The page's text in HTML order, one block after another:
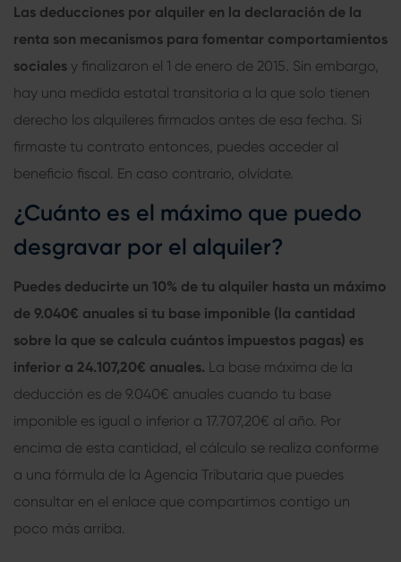
Las deducciones por alquiler en la declaración de la
renta son mecanismos para fomentar comportamientos
sociales y finalizaron el 1 de enero de 2015. Sin embargo,
hay una medida estatal transitoria a la que solo tienen
derecho los alquileres firmados antes de esa fecha. Si
firmaste tu contrato entonces, puedes acceder al
beneficio fiscal. En caso contrario, olvídate.
¿Cuánto es el máximo que puedo
desgravar por el alquiler?
Puedes deducirte un 10% de tu alquiler hasta un máximo
de 9.040€ anuales si tu base imponible (la cantidad
sobre la que se calcula cuántos impuestos pagas) es
inferior a 24.107,20€ anuales. La base máxima de la
deducción es de 9.040€ anuales cuando tu base
imponible es igual o inferior a 17.707,20€ al año. Por
encima de esta cantidad, el cálculo se realiza conforme
a una fórmula de la Agencia Tributaria que puedes
consultar en el enlace que compartimos contigo un
poco más arriba.